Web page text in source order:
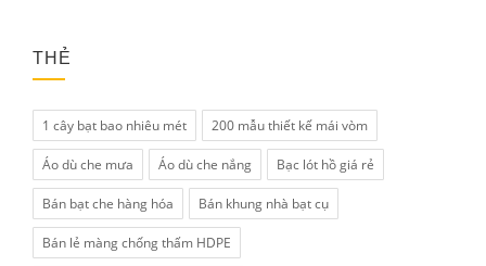
THẺ
1 cây bạt bao nhiêu mét 200 mẫu thiết kế mái vòm
Áo dù che mưa Áo dù che nắng Bạc lót hồ giá rẻ
Bán bạt che hàng hóa Bán khung nhà bạt cụ
Bán lẻ màng chống thấm HDPE